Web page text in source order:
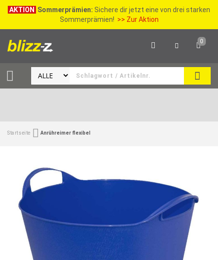
AKTION Sommerprämien: Sichere dir jetzt eine von drei starken
Sommerprämien! >> Zur Aktion
0
Startseite Anrühreimer flexibel